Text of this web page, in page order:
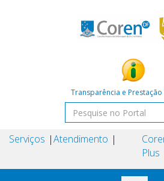
Transparência e
Serviços Atendimento
Plus